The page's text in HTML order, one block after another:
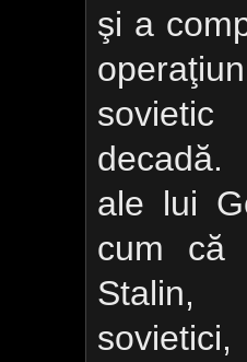
şi a
ale lui
cum că
Stalin,